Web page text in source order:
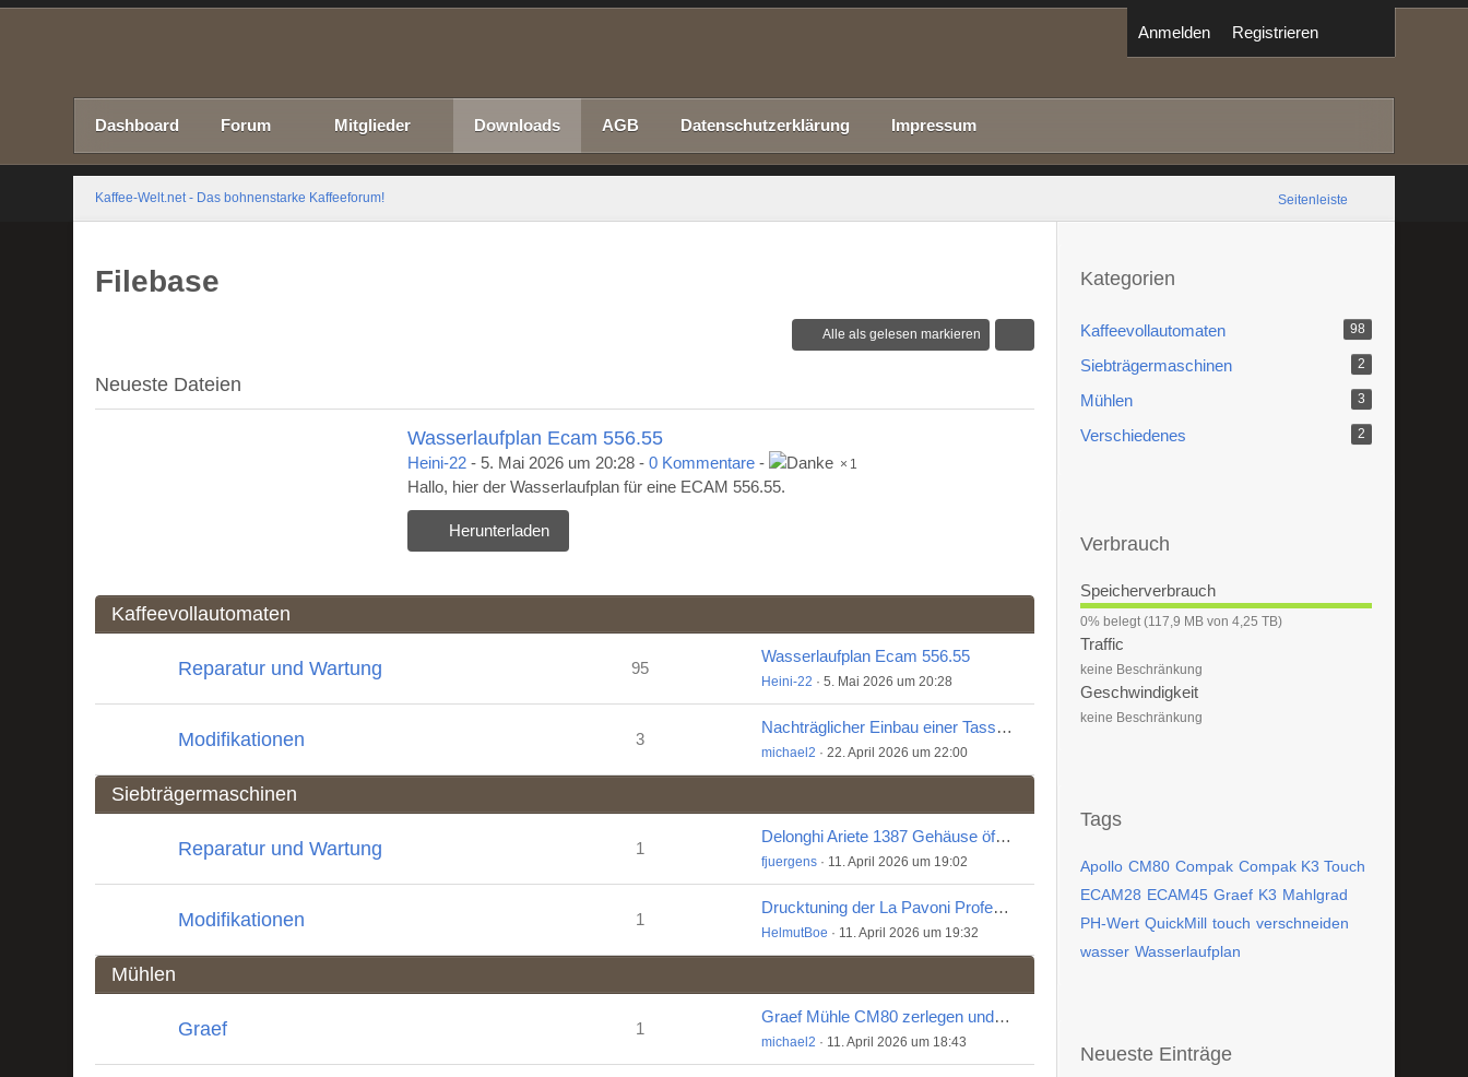
Anmelden Registrieren
Dashboard Forum Mitglieder Downloads AGB Datenschutzerklärung Impressum
Kaffee-Welt.net - Das bohnenstarke Kaffeeforum! Seitenleiste
Filebase
Alle als gelesen markieren
Neueste Dateien
Wasserlaufplan Ecam 556.55
Heini-22 - 5. Mai 2026 um 20:28 -0 Kommentare - 1
Hallo, hier der Wasserlaufplan für eine ECAM 556.55.
Herunterladen
Kaffeevollautomaten
Reparatur und Wartung 95
Wasserlaufplan Ecam 556.55
Heini-22 5. Mai 2026 um 20:28
Modifikationen 3
Nachträglicher Einbau einer Tassenbeleuchtung
michael2 22. April 2026 um 22:00
Siebträgermaschinen
Reparatur und Wartung 1
Delonghi Ariete 1387 Gehäuse öffnen
fjuergens 11. April 2026 um 19:02
Modifikationen 1
Drucktuning der La Pavoni Professionale
HelmutBoe 11. April 2026 um 19:32
Mühlen
Graef 1
Graef Mühle CM80 zerlegen und reinigen
michael2 11. April 2026 um 18:43
Kategorien
Kaffeevollautomaten 98
Siebträgermaschinen 2
Mühlen 3
Verschiedenes 2
Verbrauch
Speicherverbrauch
0
%
0% belegt (117,9 MB von 4,25 TB)
Traffic
keine Beschränkung
Geschwindigkeit
keine Beschränkung
Tags
Apollo CM80 Compak Compak K3 Touch
ECAM28 ECAM45 Graef K3 Mahlgrad
PH-Wert QuickMill touch verschneiden
wasser Wasserlaufplan
Neueste Einträge